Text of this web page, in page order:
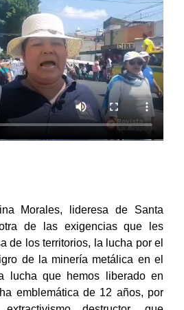
Morales, lideresa de Santa
de las exigencias que les
de los territorios, la lucha por el
de la minería metálica en el
lucha que hemos liberado en
emblemática de 12 años, por